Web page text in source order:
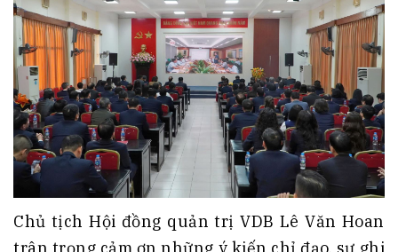
Chủ tịch Hội đồng quản trị VDB Lê Văn Hoan